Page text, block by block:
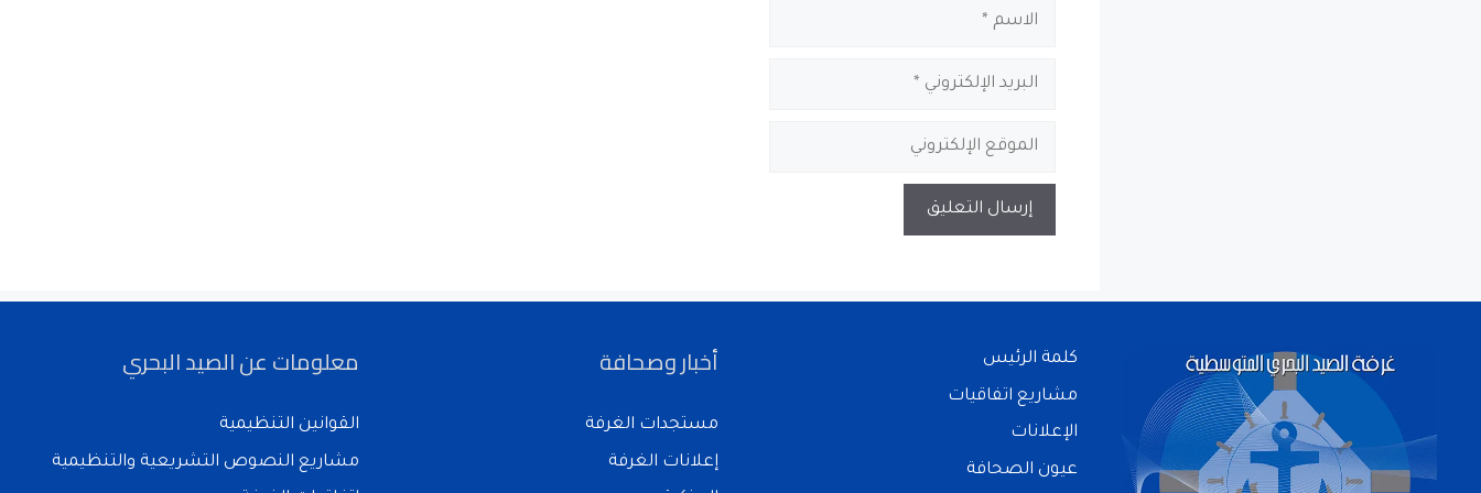
كلمة الرئيس
مشاريع اتفاقيات
الإعلانات
عيون الصحافة
أخبار وصحافة
مستجدات الغرفة
إعلانات الغرفة
معلومات عن الصيد البحري
القوانين التنظيمية
مشاريع النصوص التشريعية والتنظيمية